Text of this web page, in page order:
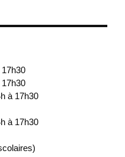
à 17h30
à 17h30